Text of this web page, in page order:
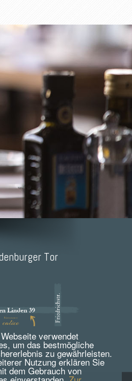
verwendet
um das bestmögliche
zu gewährleisten.
Nutzung erklären Sie
dem Gebrauch von
Tor